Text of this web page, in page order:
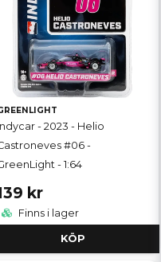
- 2023 - Helio
#06 -
- 1:64
kr
Finns i lager
KÖP